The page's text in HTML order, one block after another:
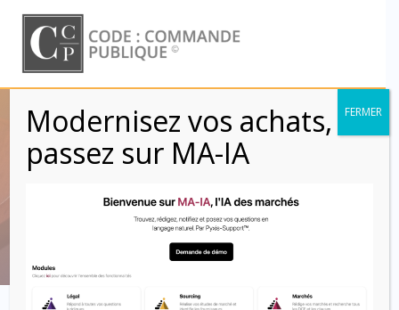
to
content
CCAG MOE –
Code : Commande Publique
Modernisez vos achats,
passez sur MA-IA
FERMER